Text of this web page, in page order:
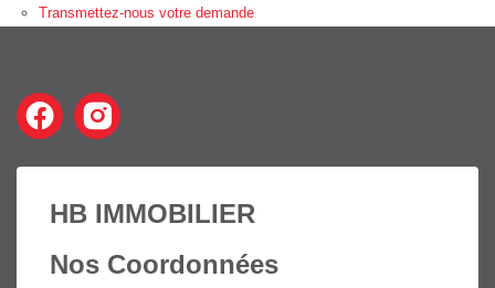
Transmettez-nous votre demande
HB IMMOBILIER
Nos Coordonnées